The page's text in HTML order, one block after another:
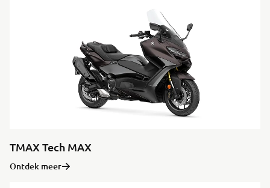
TMAX Tech MAX
Ontdek meer